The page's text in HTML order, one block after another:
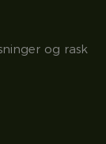
og rask